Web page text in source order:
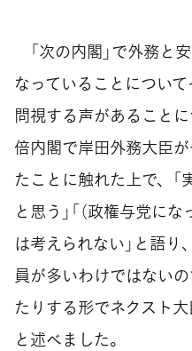
「次の内閣」で外務と
なっていることについ
問視する声があること
倍内閣で岸田外務大臣
たことに触れた上で、
と思う」「（政権与党に
は考えられない」と語り
員が多いわけではない
たりする形でネクスト
と述べました。